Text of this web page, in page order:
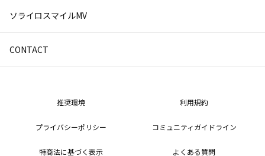
ソライロスマイルMV
CONTACT
推奨環境 利用規約
プライバシーポリシー コミュニティガイドライン
特商法に基づく表示 よくある質問